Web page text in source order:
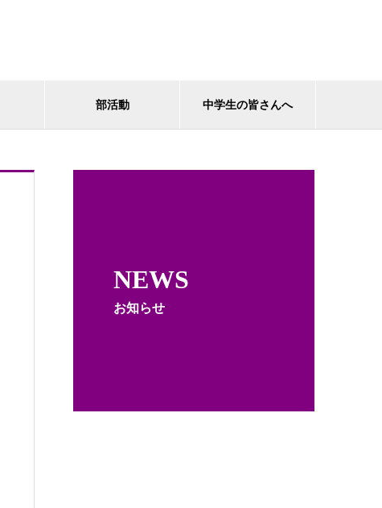
部活動 中学生の皆さんへ
NEWS
お知らせ